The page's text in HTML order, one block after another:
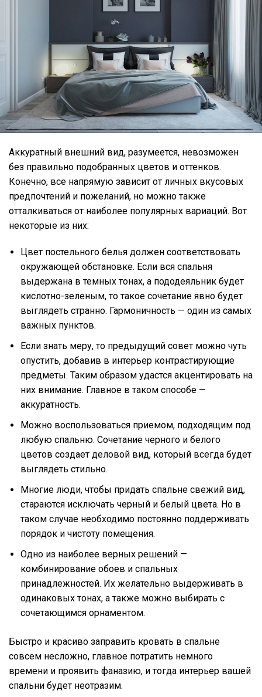
Аккуратный внешний вид, разумеется, невозможен
без правильно подобранных цветов и оттенков.
Конечно, все напрямую зависит от личных вкусовых
предпочтений и пожеланий, но можно также
отталкиваться от наиболее популярных вариаций. Вот
некоторые из них:
Цвет постельного белья должен соответствовать
окружающей обстановке. Если вся спальня
выдержана в темных тонах, а пододеяльник будет
кислотно-зеленым, то такое сочетание явно будет
выглядеть странно. Гармоничность — один из самых
важных пунктов.
Если знать меру, то предыдущий совет можно чуть
опустить, добавив в интерьер контрастирующие
предметы. Таким образом удастся акцентировать на
них внимание. Главное в таком способе —
аккуратность.
Можно воспользоваться приемом, подходящим под
любую спальню. Сочетание черного и белого
цветов создает деловой вид, который всегда будет
выглядеть стильно.
Многие люди, чтобы придать спальне свежий вид,
стараются исключать черный и белый цвета. Но в
таком случае необходимо постоянно поддерживать
порядок и чистоту помещения.
Одно из наиболее верных решений —
комбинирование обоев и спальных
принадлежностей. Их желательно выдерживать в
одинаковых тонах, а также можно выбирать с
сочетающимся орнаментом.
Быстро и красиво заправить кровать в спальне
совсем несложно, главное потратить немного
времени и проявить фаназию, и тогда интерьер вашей
спальни будет неотразим.